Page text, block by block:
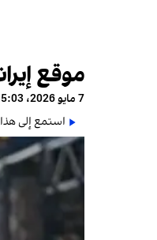
موقع إيراني:عودة
7 مايو 2026، 15:03 غرينتش+1
استمع إلى